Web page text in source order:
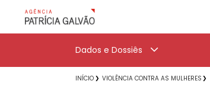
Dados e Dossiês
INÍCIO VIOLÊNCIA CONTRA AS MULHERES